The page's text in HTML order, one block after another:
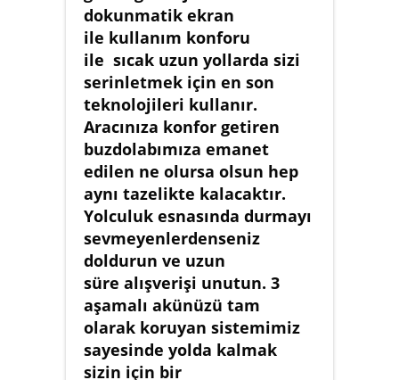
dokunmatik ekran
ile kullanım konforu
ile sıcak uzun yollarda sizi
serinletmek için en son
teknolojileri kullanır.
Aracınıza konfor getiren
buzdolabımıza emanet
edilen ne olursa olsun hep
aynı tazelikte kalacaktır.
Yolculuk esnasında durmayı
sevmeyenlerdenseniz
doldurun ve uzun
süre alışverişi unutun. 3
aşamalı akünüzü tam
olarak koruyan sistemimiz
sayesinde yolda kalmak
sizin için bir